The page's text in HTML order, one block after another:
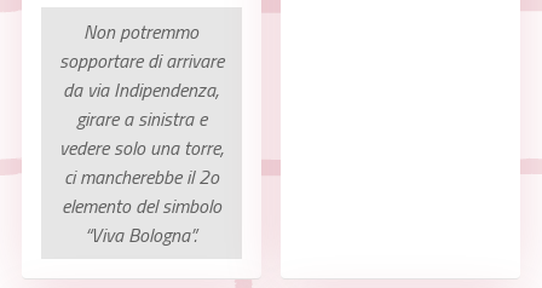
Non potremmo
sopportare di arrivare
da via Indipendenza,
girare a sinistra e
vedere solo una torre,
ci mancherebbe il 2o
elemento del simbolo
“Viva Bologna”.